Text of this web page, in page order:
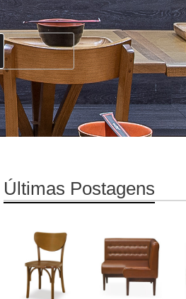
Últimas Postagens